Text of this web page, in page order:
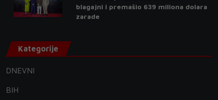
blagajni i premašio 639 miliona dolara
zarade
Kategorije
DNEVNI
BIH